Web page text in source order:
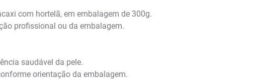
com hortelã, em embalagem de 300g.
profissional ou da embalagem.
saudável da pele.
orientação da embalagem.